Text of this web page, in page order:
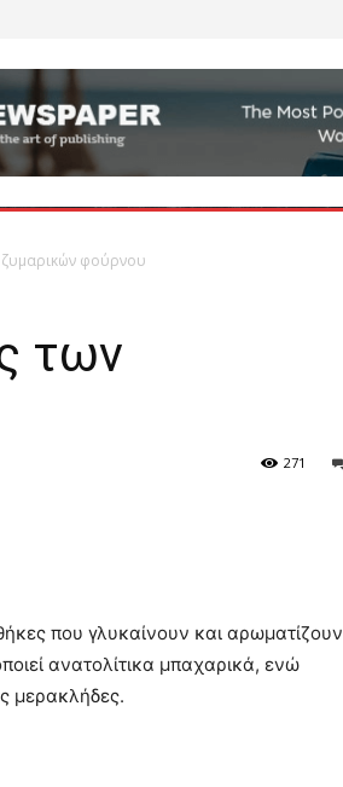
ζυμαρικών φούρνου
των
271
που γλυκαίνουν και αρωματίζουν
ανατολίτικα μπαχαρικά, ενώ
μερακλήδες.